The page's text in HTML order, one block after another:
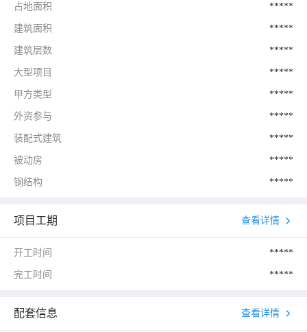
占地面积 *****
建筑面积 *****
建筑层数 *****
大型项目 *****
甲方类型 *****
外资参与 *****
装配式建筑 *****
被动房 *****
钢结构 *****
项目工期 查看详情
开工时间 *****
完工时间 *****
配套信息 查看详情